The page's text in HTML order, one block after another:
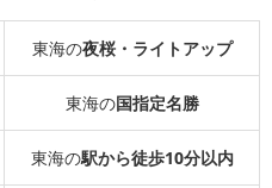
東海の夜桜・ライトアップ
東海の国指定名勝
東海の駅から徒歩10分以内